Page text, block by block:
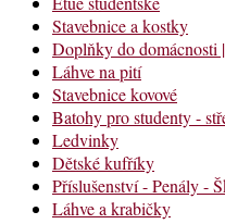
Stavebnice a kostky
Doplňky do domácnosti
Láhve na pití
Stavebnice kovové
Batohy pro studenty -
Ledvinky
Dětské kufříky
Příslušenství - Penály -
Láhve a krabičky